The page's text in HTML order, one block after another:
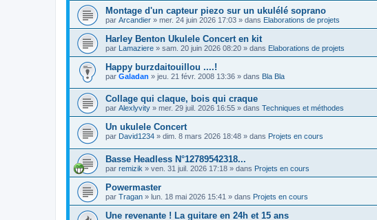
Montage d'un capteur piezo sur un ukulélé soprano
par Arcandier » mer. 24 juin 2026 17:03 » dans Elaborations de projets
Harley Benton Ukulele Concert en kit
par Lamaziere » sam. 20 juin 2026 08:20 » dans Elaborations de projets
Happy burzdaitouillou ....!
par Galadan » jeu. 21 févr. 2008 13:36 » dans Bla Bla
Collage qui claque, bois qui craque
par Alexlyvity » mer. 29 juil. 2026 16:55 » dans Techniques et méthodes
Un ukulele Concert
par David1234 » dim. 8 mars 2026 18:48 » dans Projets en cours
Basse Headless N°12789542318...
par remizik » ven. 31 juil. 2026 17:18 » dans Projets en cours
Powermaster
par Tragan » lun. 18 mai 2026 15:41 » dans Projets en cours
Une revenante ! La guitare en 24h et 15 ans